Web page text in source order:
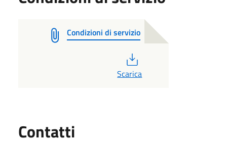
Condizioni di servizio
Scarica
Contatti